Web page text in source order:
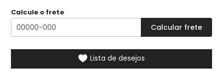
Calcule o frete
Lista de desejos